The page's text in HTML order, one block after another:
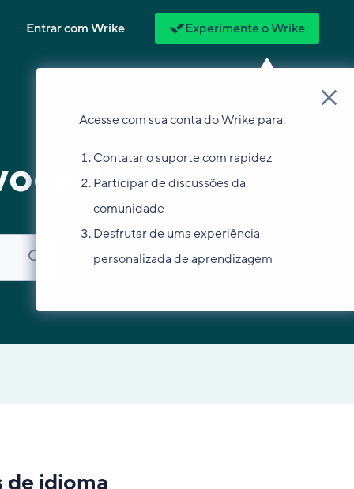
Entrar com Wrike Experimente o Wrike
Acesse com sua conta do Wrike para:
Contatar o suporte com rapidez
Participar de discussões da
comunidade
Desfrutar de uma experiência
personalizada de aprendizagem
de idioma